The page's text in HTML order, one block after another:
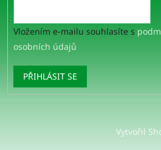
Vložením e-mailu souhlasíte s
osobních údajů
PŘIHLÁSIT SE
Vytvořil